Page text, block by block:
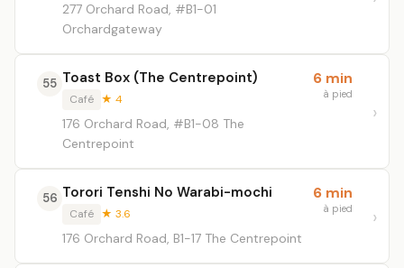
277 Orchard Road, #B1-01
Orchardgateway
55 Toast Box (The Centrepoint)
Café ★ 4
176 Orchard Road, #B1-08 The
Centrepoint
6 min
à pied
56 Torori Tenshi No Warabi-mochi
Café ★ 3.6
176 Orchard Road, B1-17 The Centrepoint
6 min
à pied